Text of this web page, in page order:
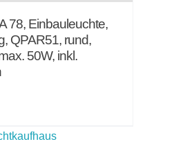
78, Einbauleuchte,
QPAR51, rund,
50W, inkl.